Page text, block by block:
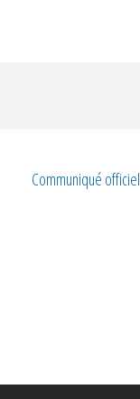
Communiqué officiel